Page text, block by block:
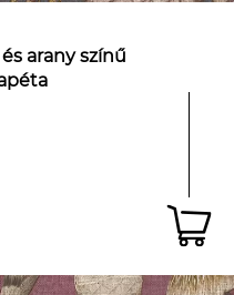
arany színű